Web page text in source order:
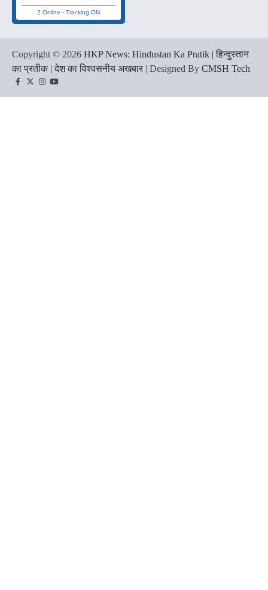
2 Online - Tracking ON
Copyright © 2026 HKP News: Hindustan Ka Pratik | हिन्दुस्तान
का प्रतीक | देश का विश्वसनीय अखबार | Designed By CMSH Tech
Facebook
TwitterInstagram
YouTube